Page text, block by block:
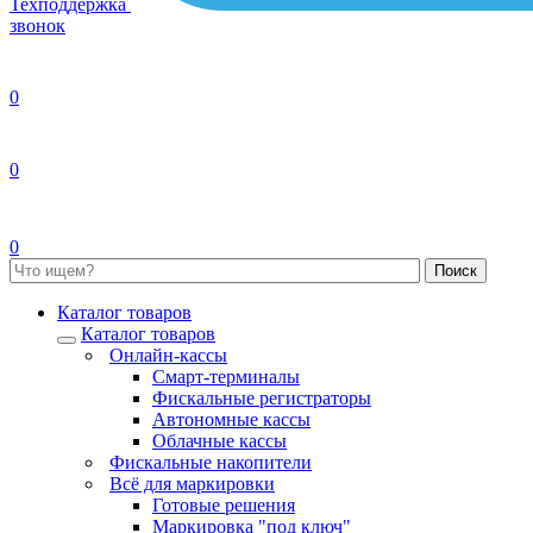
Техподдержка
звонок
0
0
0
Каталог товаров
Каталог товаров
Онлайн-кассы
Смарт-терминалы
Фискальные регистраторы
Автономные кассы
Облачные кассы
Фискальные накопители
Всё для маркировки
Готовые решения
Маркировка "под ключ"